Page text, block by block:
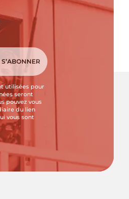
utilisées pour
seront
pouvez vous
du lien
vous sont